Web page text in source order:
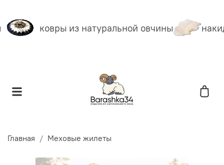
ковры из натуральной овчины
Главная Меховые жилеты